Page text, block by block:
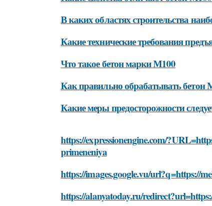
В каких областях строительства
Какие технические требования
Что такое бетон марки М100
Как правильно обрабатывать бетон
Какие меры предосторожности
https://expressionengine.com/
primeneniya
https://images.google.vu/url?q=https://
https://alanyatoday.ru/